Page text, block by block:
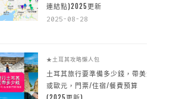
連結點)2025更新
2025-08-28
★土耳其攻略懶人包
土耳其旅行要準備多少錢，帶美金
或歐元，門票/住宿/餐費預算
(2025更新)